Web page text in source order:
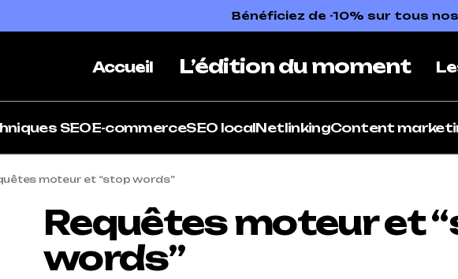
Bénéficiez de -10% sur tous
Accueil L’édition du moment
SEOE-commerceSEO localNetlinkingContent
moteur et “stop words”
Requêtes moteur et
words”